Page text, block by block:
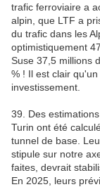
trafic ferroviaire a
alpin, que LTF a
du trafic dans les
optimistiquement
Suse 37,5 millions
% ! Il est clair
investissement.
39. Des
Turin ont été
tunnel de base.
stipule sur notre
faites, devrait
En 2025, leurs